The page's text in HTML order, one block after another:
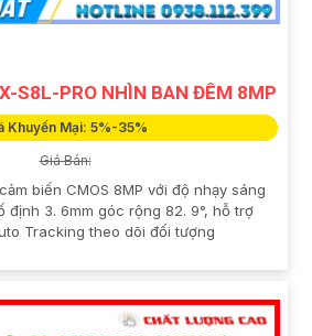
S8L-PRO NHÌN BAN ĐÊM 8MP
Khuyến Mại: 5%-35%
Giá Bán:
biến CMOS 8MP với độ nhạy sáng
định 3. 6mm góc rộng 82. 9°, hỗ trợ
Tracking theo dõi đối tượng